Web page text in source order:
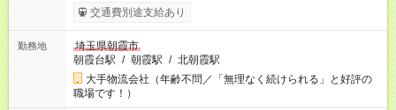
交通費別途支給あり
勤務地
埼玉県朝霞市
朝霞台駅 / 朝霞駅 / 北朝霞駅
大手物流会社（年齢不問／「無理なく続けられる」と好評の
職場です！）